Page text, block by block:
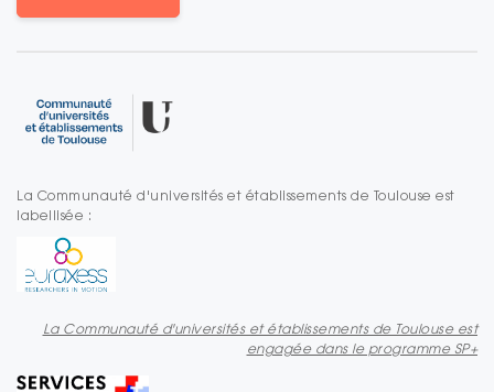
La Communauté d'universités et établissements de Toulouse est
labellisée :
La Communauté d'universités et établissements de Toulouse est
engagée dans le programme SP+